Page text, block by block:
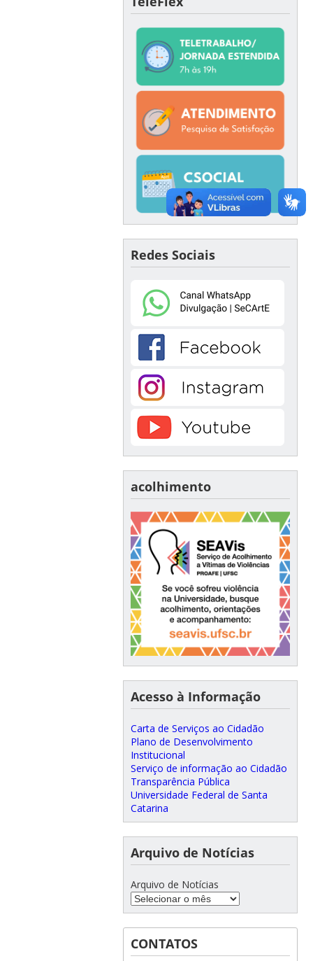
Redes Sociais
acolhimento
Acesso à Informação
Carta de Serviços ao Cidadão
Plano de Desenvolvimento
Institucional
Serviço de informação ao Cidadão
Transparência Pública
Universidade Federal de Santa
Catarina
Arquivo de Notícias
Arquivo de Notícias
CONTATOS